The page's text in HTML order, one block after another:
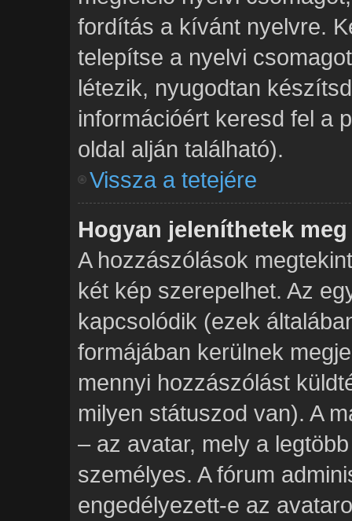
fordítás a kívánt nyelvre.
telepítse a nyelvi
létezik, nyugodtan
információért keresd fel a
oldal alján található).
Vissza a tetejére
Hogyan jeleníthetek
A hozzászólások
két kép szerepelhet. Az
kapcsolódik (ezek
formájában kerülnek
mennyi hozzászólást
milyen státuszod van). A
– az avatar, mely a
személyes. A fórum
engedélyezett-e az